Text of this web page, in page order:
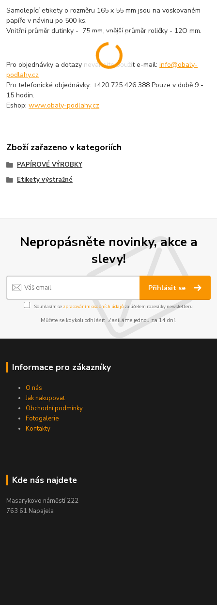
Samolepící etikety o rozměru 165 x 55 mm jsou na voskovaném
papíře v návinu po 500 ks.
Vnitřní průměr dutinky - 75 mm, vnější průměr roličky - 12O mm.
Pro objednávky a dotazy neváhejte použít e-mail:info@obaly-
podlahy.cz
Pro telefonické objednávky: +420 725 426 388 Pouze v době 9 -
15 hodin.
Eshop:www.obaly-podlahy.cz
Zboží zařazeno v kategoriích
PAPÍROVÉ VÝROBKY
Etikety výstražné
Nepropásněte novinky, akce a
slevy!
Přihlásit se
Souhlasím se zpracováním osobních údajůza účelem rozesílky newsletteru.
Můžete se kdykoli odhlásit. Zasíláme jednou za 14 dní.
Informace pro zákazníky
O nás
Jak nakupovat
Obchodní podmínky
Fotogalerie
Kontakty
Kde nás najdete
Masarykovo náměstí 222
763 61 Napajela